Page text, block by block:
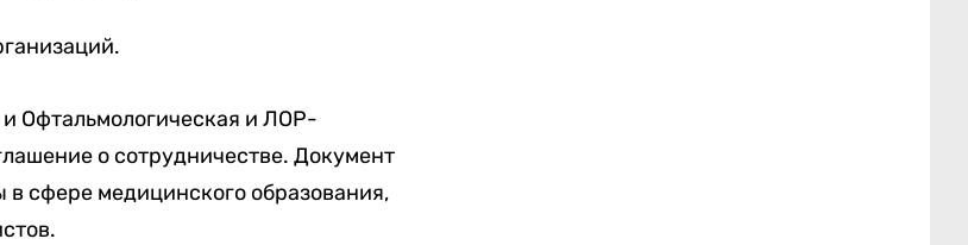
Офтальмологическая и ЛОР-
о сотрудничестве. Документ
сфере медицинского образования,